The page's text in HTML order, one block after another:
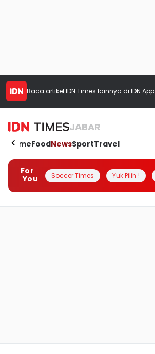
Baca artikel IDN Times lainnya di IDN App
JABAR
HomeFoodNewsSportTravel
For
You
Soccer Times Yuk Pilih !